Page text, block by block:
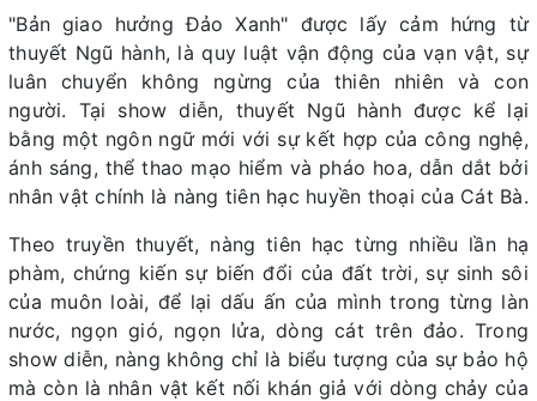
"Bản giao hưởng Đảo Xanh" được lấy cảm hứng từ
thuyết Ngũ hành, là quy luật vận động của vạn vật, sự
luân chuyển không ngừng của thiên nhiên và con
người. Tại show diễn, thuyết Ngũ hành được kể lại
bằng một ngôn ngữ mới với sự kết hợp của công nghệ,
ánh sáng, thể thao mạo hiểm và pháo hoa, dẫn dắt bởi
nhân vật chính là nàng tiên hạc huyền thoại của Cát Bà.
Theo truyền thuyết, nàng tiên hạc từng nhiều lần hạ
phàm, chứng kiến sự biến đổi của đất trời, sự sinh sôi
của muôn loài, để lại dấu ấn của mình trong từng làn
nước, ngọn gió, ngọn lửa, dòng cát trên đảo. Trong
show diễn, nàng không chỉ là biểu tượng của sự bảo hộ
mà còn là nhân vật kết nối khán giả với dòng chảy của